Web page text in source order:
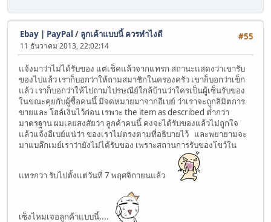
#55
Ebay | PayPal / ลูกเค้าแบบนี้ ควรทำไงดี
11 ธันวาคม 2013, 22:02:14
แจ้งมาว่าไม่ได้รับของ แต่เช็คแล้วจากแทรก สถานะแสดงว่าเขารับ
ของไปแล้ว เราก็บอกว่าให้ถามสมาชิกในครองครัว เขาก็บอกว่าเข็ก
แล้ว เราก็บอกว่าให้ไปถามไปรษณีย์ใกล้บ้านว่าใครเป็นผู้เซ็นรับของ
ในขณะคุยกับผู้ซื้อคนนี้ มีจดหมายมาจากอีเบย์ ว่าเราจะถูกลิมิตการ
ขายและ โฮล์เงินไว้ก่อน เรพาะ the item as described ต่ำกว่า
มาตรฐาน ผมเลยสงสัยว่า ลูกค้าคนนี้ คงจะได้รับของแล้วไม่ถูกใจ
แล้วแจ้งอีเบย์แน่ว่า ของเราไม่ตรงตามที่อธิบายไว้ และพยายามจะ
มาแบล๊กเมย์เราว่ายังไม่ได้รับของ เพราะสถานการรับของโขว์ใน
แทรกว่า รับไปตั้งแต่วันที่ 7 พฤศจิกายนแล้ว
เซ็งไหมเจอลูกค้าแบบนี้....